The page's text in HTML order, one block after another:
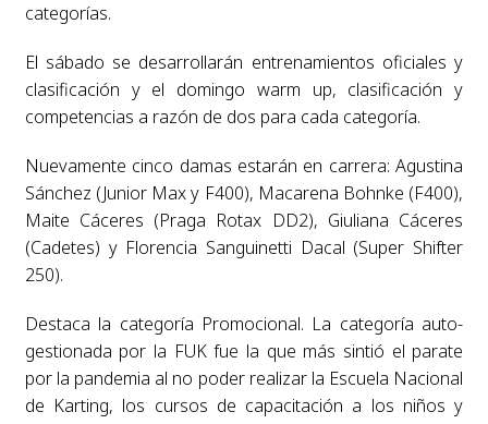
categorías.
El sábado se desarrollarán entrenamientos oficiales y
clasificación y el domingo warm up, clasificación y
competencias a razón de dos para cada categoría.
Nuevamente cinco damas estarán en carrera: Agustina
Sánchez (Junior Max y F400), Macarena Bohnke (F400),
Maite Cáceres (Praga Rotax DD2), Giuliana Cáceres
(Cadetes) y Florencia Sanguinetti Dacal (Super Shifter
250).
Destaca la categoría Promocional. La categoría auto-
gestionada por la FUK fue la que más sintió el parate
por la pandemia al no poder realizar la Escuela Nacional
de Karting, los cursos de capacitación a los niños y